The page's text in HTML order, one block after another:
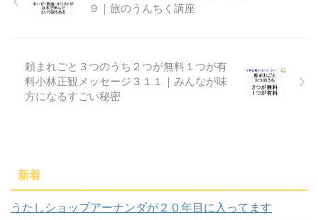
９｜旅のうんちく講座
頼まれごと３つのうち２つが無料１つが有
料小林正観メッセージ３１１｜みんなが味
方になるすごい秘密
新着
うたしショップアーナンダが２０年目に入ってます